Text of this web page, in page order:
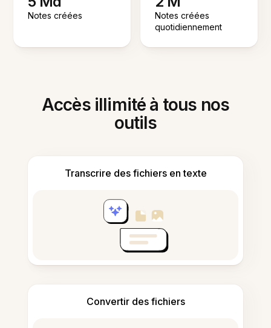
Notes créées
Notes créées
quotidiennement
Accès illimité à tous nos
outils
Transcrire des fichiers en texte
Convertir des fichiers